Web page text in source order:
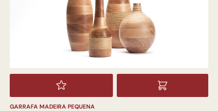
GARRAFA MADEIRA PEQUENA